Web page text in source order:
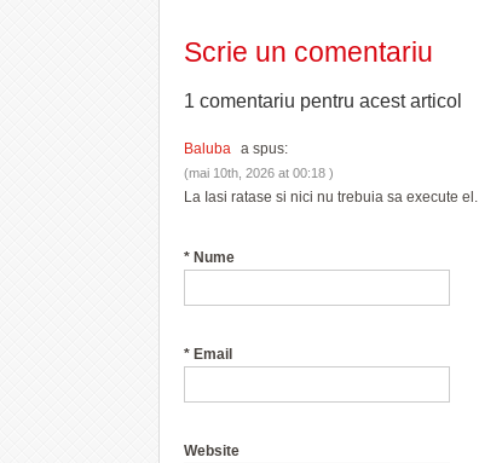
Scrie un comentariu
1 comentariu pentru acest articol
Baluba a spus:
(mai 10th, 2026 at 00:18 )
La Iasi ratase si nici nu trebuia sa execute el.
* Nume
* Email
Website